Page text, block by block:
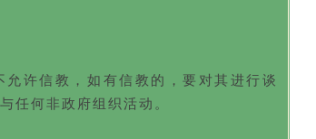
允许信教，如有信教的，要对其进行谈
任何非政府组织活动。